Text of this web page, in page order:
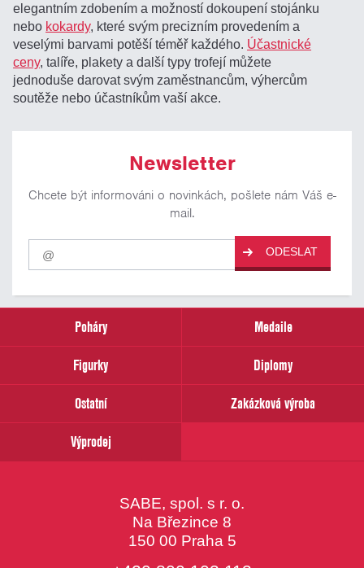
elegantním zdobením a možností dokoupení stojánku
nebo kokardy, které svým precizním provedením a
veselými barvami potěší téměř každého. Účastnické
ceny, talíře, plakety a další typy trofejí můžete
jednoduše darovat svým zaměstnancům, výhercům
soutěže nebo účastníkům vaší akce.
Newsletter
Chcete být informováni o novinkách, pošlete nám Váš e-
mail.
Pro
odběr
našich
email
ODESLAT
Poháry
Medaile
Figurky
Diplomy
Ostatní
Zakázková výroba
Výprodej
SABE, spol. s r. o.
Na Březince 8
150 00 Praha 5